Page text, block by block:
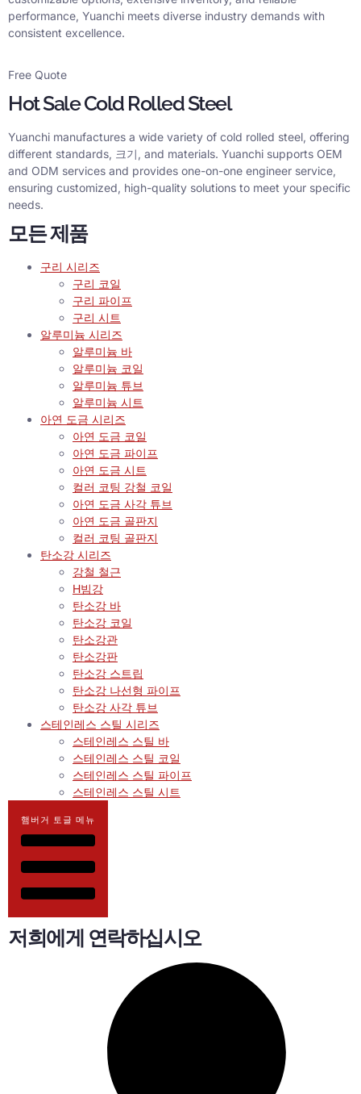
performance, Yuanchi meets diverse industry demands with
consistent excellence.
Free Quote
Hot Sale Cold Rolled Steel
Yuanchi manufactures a wide variety of cold rolled steel, offering
different standards, 크기, and materials. Yuanchi supports OEM
and ODM services and provides one-on-one engineer service,
ensuring customized, high-quality solutions to meet your specific
needs.
모든 제품
구리 시리즈
구리 코일
구리 파이프
구리 시트
알루미늄 시리즈
알루미늄 바
알루미늄 코일
알루미늄 튜브
알루미늄 시트
아연 도금 시리즈
아연 도금 코일
아연 도금 파이프
아연 도금 시트
컬러 코팅 강철 코일
아연 도금 사각 튜브
아연 도금 골판지
컬러 코팅 골판지
탄소강 시리즈
강철 철근
H빔강
탄소강 바
탄소강 코일
탄소강관
탄소강판
탄소강 스트립
탄소강 나선형 파이프
탄소강 사각 튜브
스테인레스 스틸 시리즈
스테인레스 스틸 바
스테인레스 스틸 코일
스테인레스 스틸 파이프
스테인레스 스틸 시트
햄버거 토글 메뉴
저희에게 연락하십시오